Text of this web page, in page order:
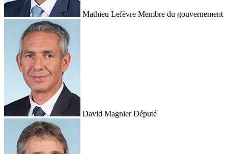
Mathieu Lefèvre Membre du gouvernement
David Magnier Député